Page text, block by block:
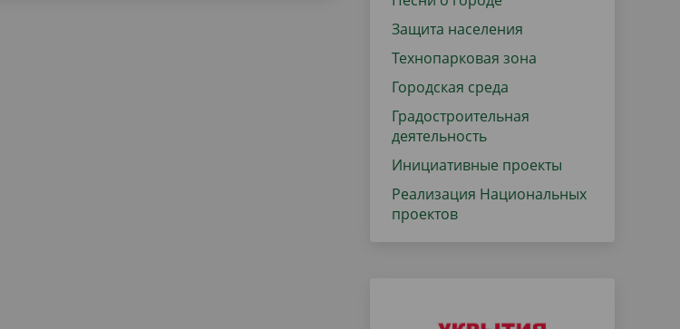
Защита населения
Технопарковая зона
Городская среда
Градостроительная
деятельность
Инициативные проекты
Реализация Национальных
проектов